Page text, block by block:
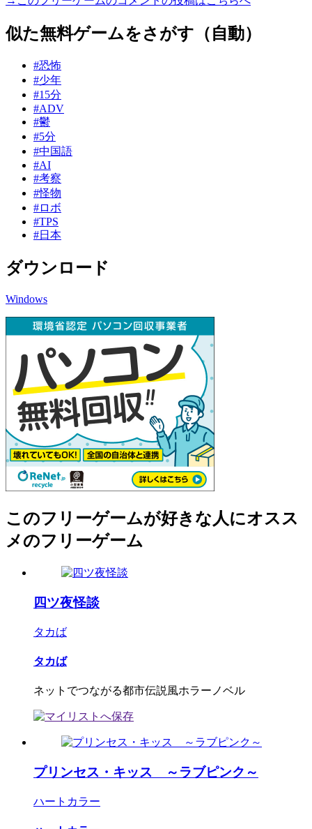
似た無料ゲームをさがす（自動）
#恐怖
#少年
#15分
#ADV
#鬱
#5分
#中国語
#AI
#考察
#怪物
#ロボ
#TPS
#日本
ダウンロード
Windows
このフリーゲームが好きな人にオスス
メのフリーゲーム
四ツ夜怪談
タカば
タカば
ネットでつながる都市伝説風ホラーノベル
プリンセス・キッス ～ラブピンク～
ハートカラー